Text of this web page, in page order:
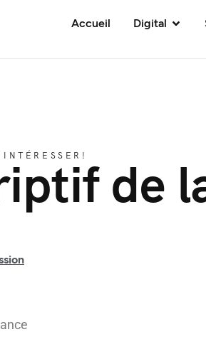
Accueil Digital
de